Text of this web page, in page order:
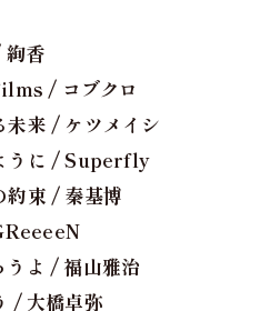
絢香
/ コブクロ
未来 / ケツメイシ
うに / Superfly
約束 / 秦基博
うよ / 福山雅治
/ 大橋卓弥